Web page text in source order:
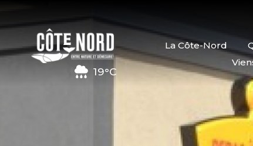
19°C
La Côte-Nord